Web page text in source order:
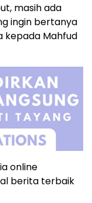
masih ada
ingin bertanya
kepada Mahfud
online
berita terbaik